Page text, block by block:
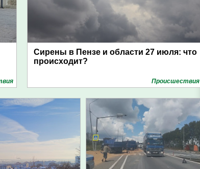
Сирены в Пензе и области 27 июля: что
происходит?
Проиcшествия